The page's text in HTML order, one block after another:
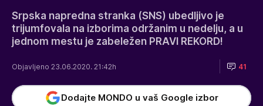
Srpska napredna stranka (SNS) ubedljivo je
trijumfovala na izborima održanim u nedelju, a u
jednom mestu je zabeležen PRAVI REKORD!
Objavljeno 23.06.2020. 21:42h 41
Dodajte MONDO u vaš Google izbor